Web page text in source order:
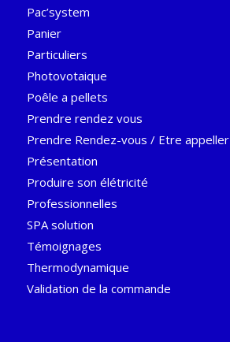
Pac’system
Panier
Particuliers
Photovotaique
Poêle a pellets
Prendre rendez vous
Prendre Rendez-vous / Etre appeller
Présentation
Produire son élétricité
Professionnelles
SPA solution
Témoignages
Thermodynamique
Validation de la commande